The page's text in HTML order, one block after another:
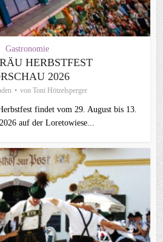
Gastronomie
HERBSTFEST
2026
von Toni Hötzelsperger
findet vom 29. August bis 13.
auf der Loretowiese...